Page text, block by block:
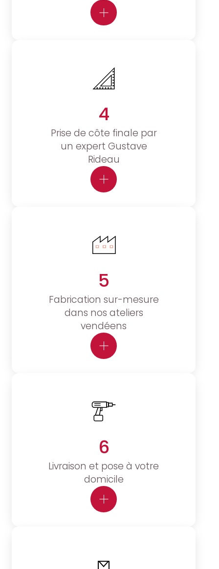
4
Prise de côte finale par
un expert Gustave
Rideau
5
Fabrication sur-mesure
dans nos ateliers
vendéens
6
Livraison et pose à votre
domicile